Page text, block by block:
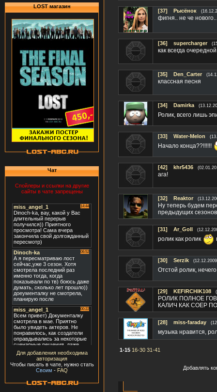
LOST магазин
Чат
Спойлеры и ссылки на другие
сайты в чате запрещены
Для добавления необходима
авторизация
Чтобы писать в чате, нужно стать
Своим - FAQ
[37] Рысёнок
фигня.. не че
[36] supercharger
как всегда
[35] Den_Carter
классная песня
[34] Damirka
Ролик, всего лишь
[33] Water-Melon
Начало конца??!!!!!!
[42] khr5436
ага!
[32] Reaktor
Ну теперь будем
предыдущих
[31] Ar_Goll
ролик как ролик
[30] Serzik
Отстой ролик,
[29] KEFIRCHIK108
РОЛИК ПОЛНОЕ
КАЛИЧ КАК СОЕР
[28] miss-faraday
музыка нравится,
1-15 16-30 31-41
Добавлять